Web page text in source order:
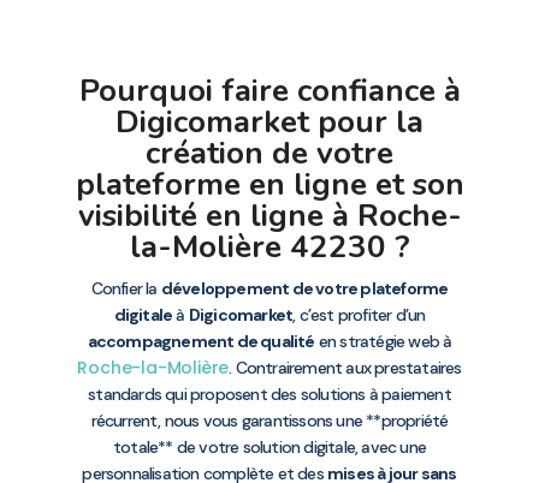
Pourquoi faire confiance à
Digicomarket pour la
création de votre
plateforme en ligne et son
visibilité en ligne à Roche-
la-Molière 42230 ?
Confier la développement de votre plateforme
digitaleà Digicomarket, c’est profiter d’un
accompagnement de qualité en stratégie web à
Roche-la-Molière. Contrairement aux prestataires
standards qui proposent des solutions à paiement
récurrent, nous vous garantissons une **propriété
totale** de votre solution digitale, avec une
personnalisation complète et des mises à jour sans